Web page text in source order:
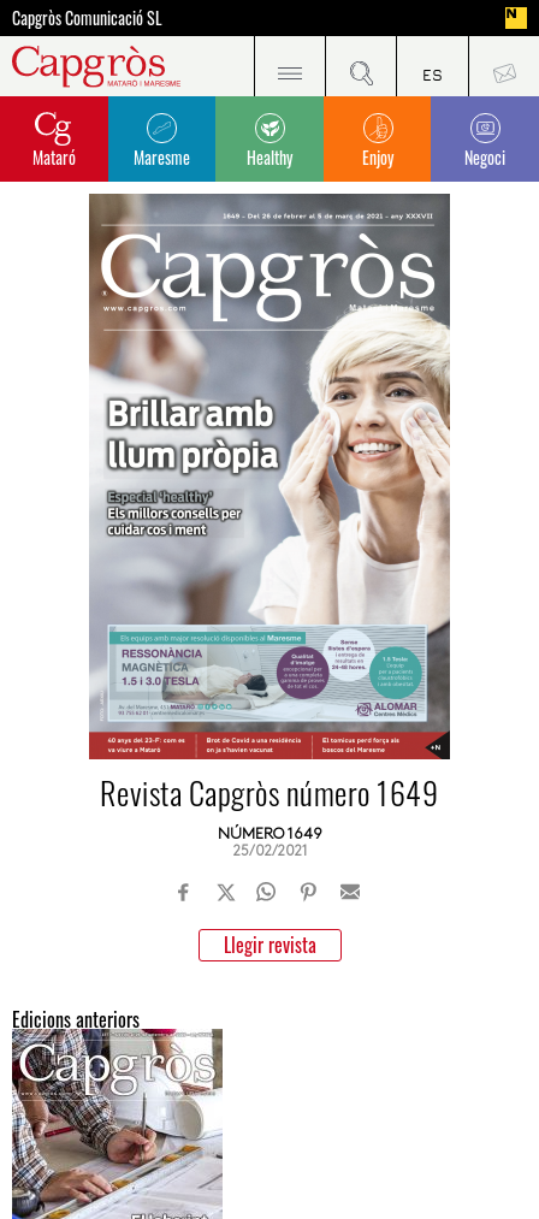
Capgròs Comunicació SL
Mataró Maresme Healthy Enjoy Negoci
Revista Capgròs número 1649
NÚMERO 1649
25/02/2021
Llegir revista
Edicions anteriors